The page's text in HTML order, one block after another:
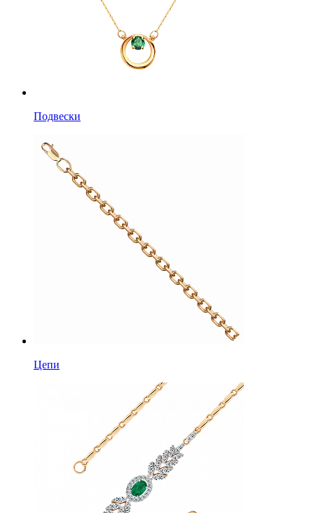
Подвески
Цепи